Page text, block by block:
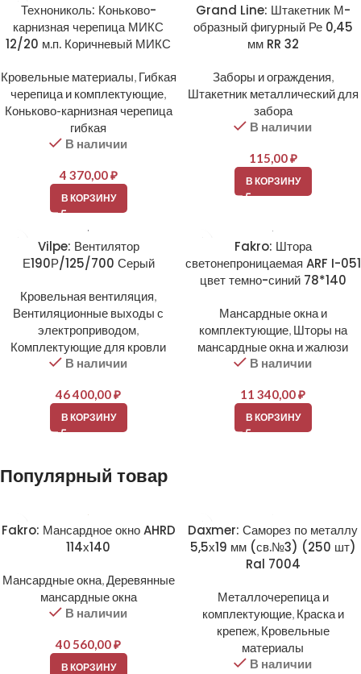
Технониколь: Коньково-
карнизная черепица МИКС
12/20 м.п. Коричневый МИКС
Кровельные материалы, Гибкая
черепица и комплектующие,
Коньково-карнизная черепица
гибкая
В наличии
4 370,00₽
В КОРЗИНУ
Grand Line: Штакетник М-
образный фигурный Ре 0,45
мм RR 32
Заборы и ограждения,
Штакетник металлический для
забора
В наличии
115,00₽
В КОРЗИНУ
Vilpe: Вентилятор
Е190Р/125/700 Серый
Кровельная вентиляция,
Вентиляционные выходы с
электроприводом,
Комплектующие для кровли
В наличии
46 400,00₽
В КОРЗИНУ
Fakro: Штора
светонепроницаемая ARF I-051
цвет темно-синий 78*140
Мансардные окна и
комплектующие, Шторы на
мансардные окна и жалюзи
В наличии
11 340,00₽
В КОРЗИНУ
Популярный товар
Fakro: Мансардное окно AHRD
114х140
Мансардные окна,Деревянные
мансардные окна
В наличии
40 560,00₽
В КОРЗИНУ
Daxmer: Саморез по металлу
5,5х19 мм (св.№3) (250 шт)
Ral 7004
Металлочерепица и
комплектующие, Краска и
крепеж, Кровельные
материалы
В наличии